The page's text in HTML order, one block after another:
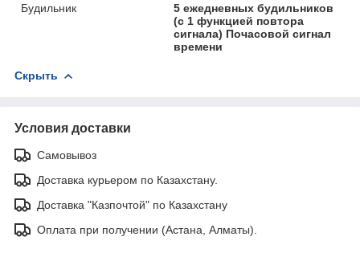
Будильник
5 ежедневных будильников
(с 1 функцией повтора
сигнала) Почасовой сигнал
времени
Скрыть
Условия доставки
Самовывоз
Доставка курьером по Казахстану.
Доставка "Казпочтой" по Казахстану
Оплата при получении (Астана, Алматы).